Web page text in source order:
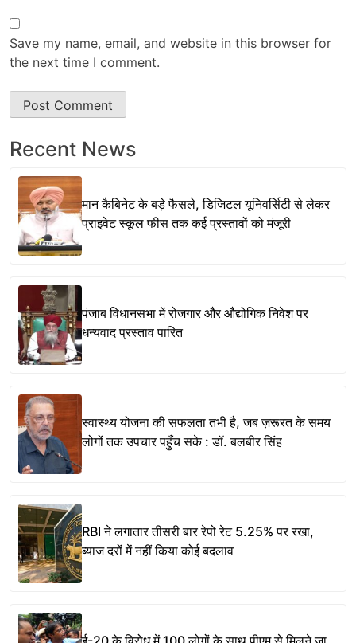
Save my name, email, and website in this browser for
the next time I comment.
Recent News
मान कैबिनेट के बड़े फैसले, डिजिटल यूनिवर्सिटी से लेकर
प्राइवेट स्कूल फीस तक कई प्रस्तावों को मंजूरी
पंजाब विधानसभा में रोजगार और औद्योगिक निवेश पर
धन्यवाद प्रस्ताव पारित
स्वास्थ्य योजना की सफलता तभी है, जब ज़रूरत के समय
लोगों तक उपचार पहुँच सके : डॉ. बलबीर सिंह
RBI ने लगातार तीसरी बार रेपो रेट 5.25% पर रखा,
ब्याज दरों में नहीं किया कोई बदलाव